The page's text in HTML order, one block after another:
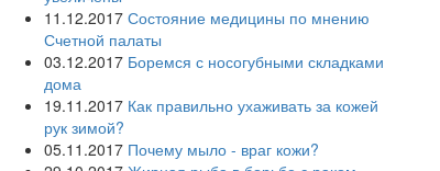
11.12.2017 Состояние медицины по мнению
Счетной палаты
03.12.2017 Боремся с носогубными складками
дома
19.11.2017 Как правильно ухаживать за кожей
рук зимой?
05.11.2017 Почему мыло - враг кожи?